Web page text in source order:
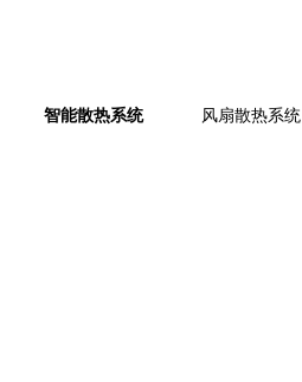
智能散热系统 风扇散热系统